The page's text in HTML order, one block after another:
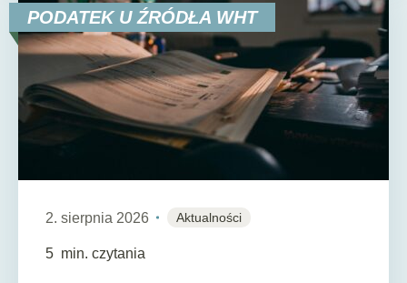
PODATEK U ŹRÓDŁA WHT
2. sierpnia 2026 Aktualności
5 min. czytania